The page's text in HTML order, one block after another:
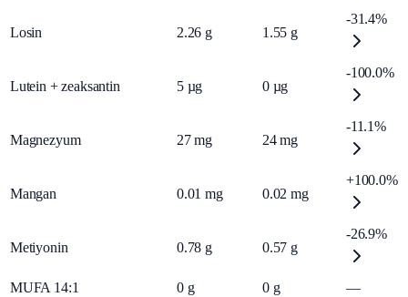
Losin 2.26 g 1.55 g
-31.4%
Lutein + zeaksantin 5 µg 0 µg
-100.0%
Magnezyum 27 mg 24 mg
-11.1%
Mangan 0.01 mg 0.02 mg
+100.0%
Metiyonin 0.78 g 0.57 g
-26.9%
MUFA 14:1 0 g 0 g
—